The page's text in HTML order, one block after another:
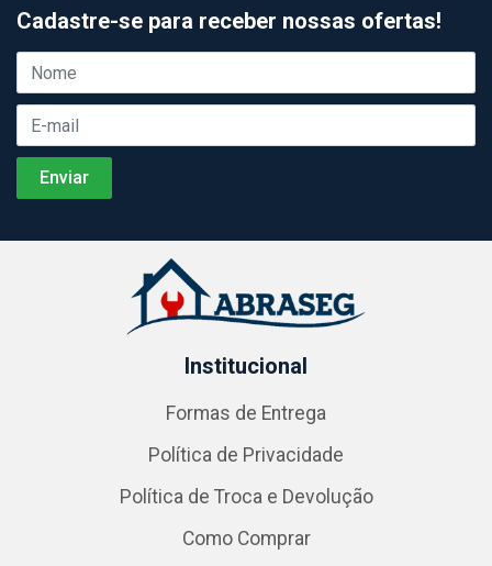
Cadastre-se para receber nossas ofertas!
Institucional
Formas de Entrega
Política de Privacidade
Política de Troca e Devolução
Como Comprar